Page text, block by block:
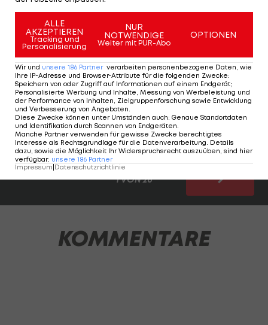
Frenkie de Jong verletzungsbedingt verzichten.
Auch Teun Koopmeiners von Europa-League-
Sieger Atalanta Bergamo fällt aus. Dazu musste
Bondscoach Ronald Koeman am letzten Drücker
auch noch einen Stürmer austauschen.Alle Infos
>>>
Der endgültige Niederlande-Kader zum
Durchklicken:
1 VON 26
KOMMENTARE
ALLE
AKZEPTIEREN
Tracking und
Personalisierung
NUR
NOTWENDIGE
Weiter mit PUR-Abo
OPTIONEN
Wir und unsere 186 Partner verarbeiten personenbezogene Daten, wie
Ihre IP-Adresse und Browser-Attribute für die folgenden Zwecke:
Speichern von oder Zugriff auf Informationen auf einem Endgerät;
Personalisierte Werbung und Inhalte, Messung von Werbeleistung und
der Performance von Inhalten, Zielgruppenforschung sowie Entwicklung
und Verbesserung von Angeboten.
Diese Zwecke können unter Umständen auch: Genaue Standortdaten
und Identifikation durch Scannen von Endgeräten.
Manche Partner verwenden für gewisse Zwecke berechtigtes
Interesse als Rechtsgrundlage für die Datenverarbeitung. Details
dazu, sowie die Möglichkeit Ihr Widerspruchsrecht auszuüben, sind hier
verfügbar: unsere 186 Partner
Impressum Datenschutzrichtlinie